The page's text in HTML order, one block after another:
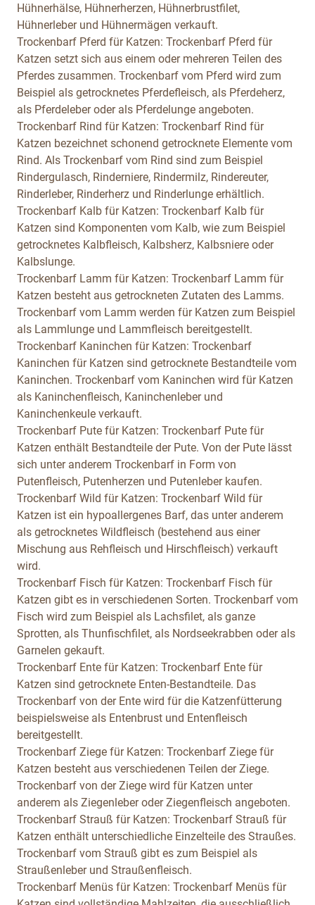
Hühnerhälse, Hühnerherzen, Hühnerbrustfilet,
Hühnerleber und Hühnermägen verkauft.
Trockenbarf Pferd für Katzen: Trockenbarf Pferd für
Katzen setzt sich aus einem oder mehreren Teilen des
Pferdes zusammen. Trockenbarf vom Pferd wird zum
Beispiel als getrocknetes Pferdefleisch, als Pferdeherz,
als Pferdeleber oder als Pferdelunge angeboten.
Trockenbarf Rind für Katzen: Trockenbarf Rind für
Katzen bezeichnet schonend getrocknete Elemente vom
Rind. Als Trockenbarf vom Rind sind zum Beispiel
Rindergulasch, Rinderniere, Rindermilz, Rindereuter,
Rinderleber, Rinderherz und Rinderlunge erhältlich.
Trockenbarf Kalb für Katzen: Trockenbarf Kalb für
Katzen sind Komponenten vom Kalb, wie zum Beispiel
getrocknetes Kalbfleisch, Kalbsherz, Kalbsniere oder
Kalbslunge.
Trockenbarf Lamm für Katzen: Trockenbarf Lamm für
Katzen besteht aus getrockneten Zutaten des Lamms.
Trockenbarf vom Lamm werden für Katzen zum Beispiel
als Lammlunge und Lammfleisch bereitgestellt.
Trockenbarf Kaninchen für Katzen: Trockenbarf
Kaninchen für Katzen sind getrocknete Bestandteile vom
Kaninchen. Trockenbarf vom Kaninchen wird für Katzen
als Kaninchenfleisch, Kaninchenleber und
Kaninchenkeule verkauft.
Trockenbarf Pute für Katzen: Trockenbarf Pute für
Katzen enthält Bestandteile der Pute. Von der Pute lässt
sich unter anderem Trockenbarf in Form von
Putenfleisch, Putenherzen und Putenleber kaufen.
Trockenbarf Wild für Katzen: Trockenbarf Wild für
Katzen ist ein hypoallergenes Barf, das unter anderem
als getrocknetes Wildfleisch (bestehend aus einer
Mischung aus Rehfleisch und Hirschfleisch) verkauft
wird.
Trockenbarf Fisch für Katzen: Trockenbarf Fisch für
Katzen gibt es in verschiedenen Sorten. Trockenbarf vom
Fisch wird zum Beispiel als Lachsfilet, als ganze
Sprotten, als Thunfischfilet, als Nordseekrabben oder als
Garnelen gekauft.
Trockenbarf Ente für Katzen: Trockenbarf Ente für
Katzen sind getrocknete Enten-Bestandteile. Das
Trockenbarf von der Ente wird für die Katzenfütterung
beispielsweise als Entenbrust und Entenfleisch
bereitgestellt.
Trockenbarf Ziege für Katzen: Trockenbarf Ziege für
Katzen besteht aus verschiedenen Teilen der Ziege.
Trockenbarf von der Ziege wird für Katzen unter
anderem als Ziegenleber oder Ziegenfleisch angeboten.
Trockenbarf Strauß für Katzen: Trockenbarf Strauß für
Katzen enthält unterschiedliche Einzelteile des Straußes.
Trockenbarf vom Strauß gibt es zum Beispiel als
Straußenleber und Straußenfleisch.
Trockenbarf Menüs für Katzen: Trockenbarf Menüs für